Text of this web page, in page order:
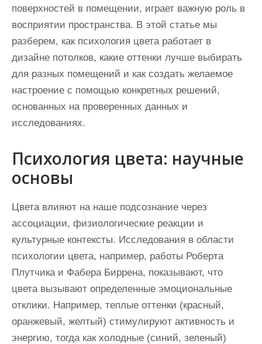
поверхностей в помещении, играет важную роль в
восприятии пространства. В этой статье мы
разберем, как психология цвета работает в
дизайне потолков, какие оттенки лучше выбирать
для разных помещений и как создать желаемое
настроение с помощью конкретных решений,
основанных на проверенных данных и
исследованиях.
Психология цвета: научные
основы
Цвета влияют на наше подсознание через
ассоциации, физиологические реакции и
культурные контексты. Исследования в области
психологии цвета, например, работы Роберта
Плутчика и Фабера Биррена, показывают, что
цвета вызывают определенные эмоциональные
отклики. Например, теплые оттенки (красный,
оранжевый, желтый) стимулируют активность и
энергию, тогда как холодные (синий, зеленый)